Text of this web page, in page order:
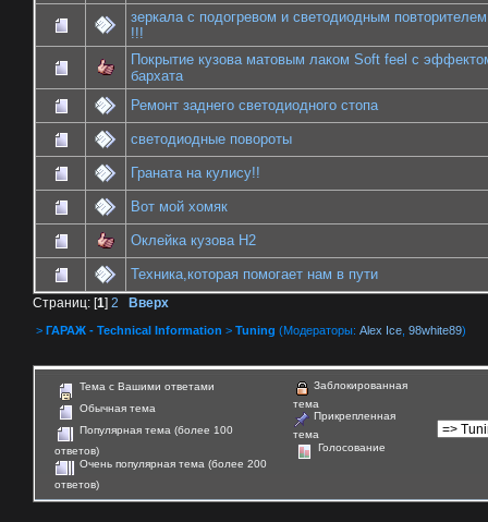
зеркала с подогревом и светодиодным повторителем
!!!
Покрытие кузова матовым лаком Soft feel с
бархата
Ремонт заднего светодиодного стопа
светодиодные повороты
Граната на кулису!!
Вот мой хомяк
Оклейка кузова Н2
Техника,которая помогает нам в пути
Страниц: [1] 2 Вверх
> ГАРАЖ - Technical Information > Tuning (Модераторы: Alex Ice 98white89)
Тема с Вашими ответами
Обычная тема
Популярная тема (более 100
ответов)
Очень популярная тема (более 200
ответов)
Заблокированная
тема
Прикрепленная
тема
Голосование